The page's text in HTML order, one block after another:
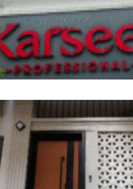
Nhà phố Kết hợp Kinh Doanh Chú